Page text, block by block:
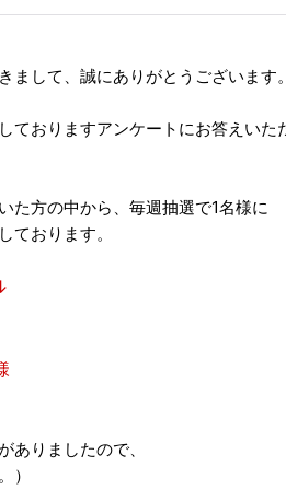
まして、誠にありがとうございます。
ておりますアンケートにお答えいた
た方の中から、毎週抽選で1名様に
ております。
ありましたので、
）